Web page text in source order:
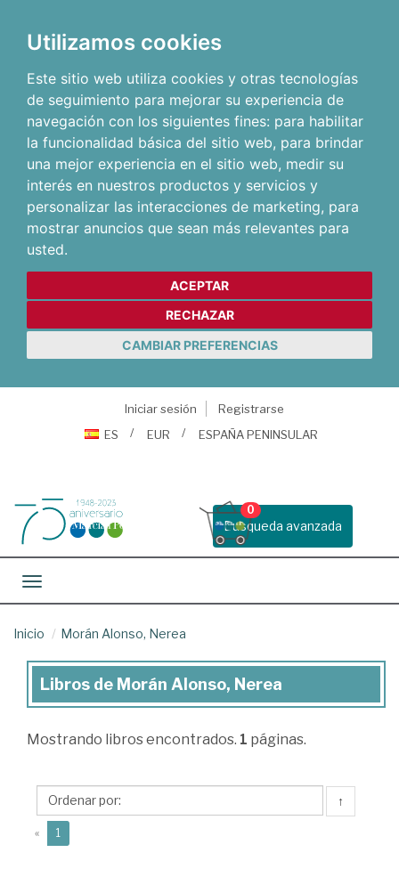
Utilizamos cookies
Este sitio web utiliza cookies y otras tecnologías
de seguimiento para mejorar su experiencia de
navegación con los siguientes fines: para habilitar
la funcionalidad básica del sitio web, para brindar
una mejor experiencia en el sitio web, medir su
interés en nuestros productos y servicios y
personalizar las interacciones de marketing, para
mostrar anuncios que sean más relevantes para
usted.
ACEPTAR
RECHAZAR
CAMBIAR PREFERENCIAS
Iniciar sesión
Registrarse
ES
EUR ESPAÑA PENINSULAR
Busqueda avanzada
0
Toggle navigation
Inicio Morán Alonso, Nerea
Libros
Morán
Nerea
Libros de Morán Alonso, Nerea
Mostrando libros encontrados. 1 páginas.
↑
« 1